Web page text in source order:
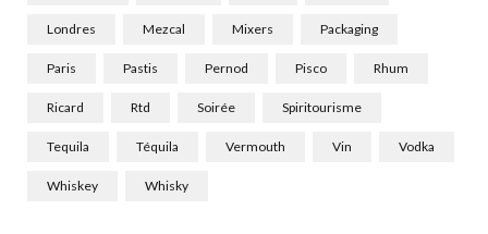
Londres Mezcal Mixers Packaging
Paris Pastis Pernod Pisco Rhum
Ricard Rtd Soirée Spiritourisme
Tequila Téquila Vermouth Vin Vodka
Whiskey Whisky